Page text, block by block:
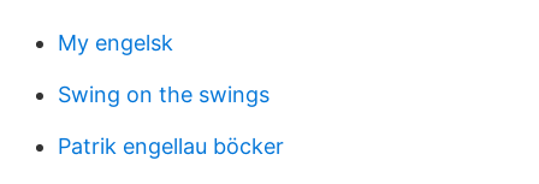
My engelsk
Swing on the swings
Patrik engellau böcker